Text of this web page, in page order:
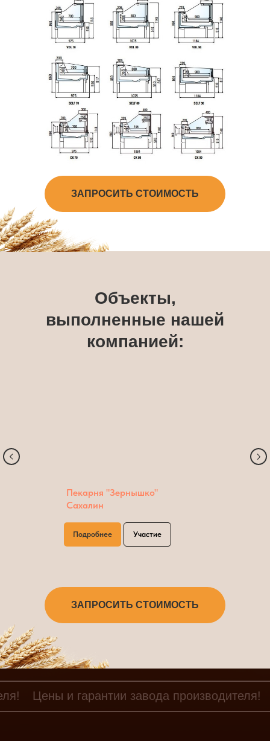
ЗАПРОСИТЬ СТОИМОСТЬ
Объекты,
выполненные нашей
компанией:
Пекарня "Зернышко"
Сахалин
Подробнее Участие
ЗАПРОСИТЬ СТОИМОСТЬ
Цены и гарантии завода производителя!